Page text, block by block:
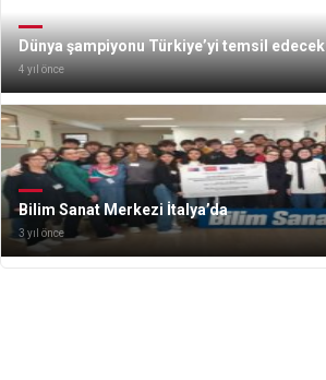
Dünya şampiyonu Türkiye’yi temsil edecek
4 yıl önce
Bilim Sanat Merkezi İtalya’da
3 yıl önce